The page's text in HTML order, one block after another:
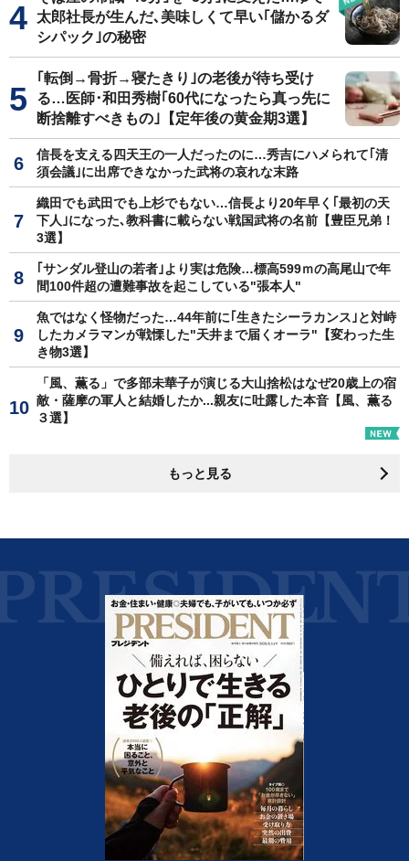
太郎社長が生んだ､美味しくて早い｢儲かるダ
シパック｣の秘密
｢転倒→骨折→寝たきり｣の老後が待ち受け
る…医師･和田秀樹｢60代になったら真っ先に
断捨離すべきもの｣【定年後の黄金期3選】
信長を支える四天王の一人だったのに…秀吉にハメられて｢清
須会議｣に出席できなかった武将の哀れな末路
織田でも武田でも上杉でもない…信長より20年早く｢最初の天
下人｣になった､教科書に載らない戦国武将の名前【豊臣兄弟！
3選】
｢サンダル登山の若者｣より実は危険…標高599ｍの高尾山で年
間100件超の遭難事故を起こしている"張本人"
魚ではなく怪物だった…44年前に｢生きたシーラカンス｣と対峙
したカメラマンが戦慄した"天井まで届くオーラ"【変わった生
き物3選】
「風、薫る」で多部未華子が演じる大山捨松はなぜ20歳上の宿
敵・薩摩の軍人と結婚したか...親友に吐露した本音【風、薫る
３選】
もっと見る